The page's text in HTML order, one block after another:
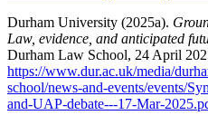
Durham University (2025a).
Law, evidence, and anticipated
Durham Law School, 24 April
https://www.dur.ac.uk/media/
school/news-and-events/events/
and-UAP-debate---17-Mar-